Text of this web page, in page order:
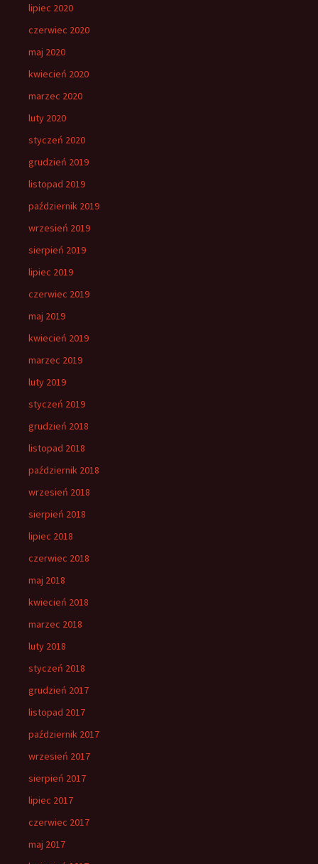
lipiec 2020
czerwiec 2020
maj 2020
kwiecień 2020
marzec 2020
luty 2020
styczeń 2020
grudzień 2019
listopad 2019
październik 2019
wrzesień 2019
sierpień 2019
lipiec 2019
czerwiec 2019
maj 2019
kwiecień 2019
marzec 2019
luty 2019
styczeń 2019
grudzień 2018
listopad 2018
październik 2018
wrzesień 2018
sierpień 2018
lipiec 2018
czerwiec 2018
maj 2018
kwiecień 2018
marzec 2018
luty 2018
styczeń 2018
grudzień 2017
listopad 2017
październik 2017
wrzesień 2017
sierpień 2017
lipiec 2017
czerwiec 2017
maj 2017